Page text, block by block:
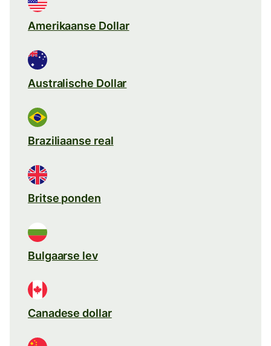
Amerikaanse Dollar
Australische Dollar
Braziliaanse real
Britse ponden
Bulgaarse lev
Canadese dollar